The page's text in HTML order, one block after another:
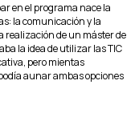
en el programa nace la
la comunicación y la
realización de un máster de
la idea de utilizar las TIC
pero mientas
aunar ambas opciones